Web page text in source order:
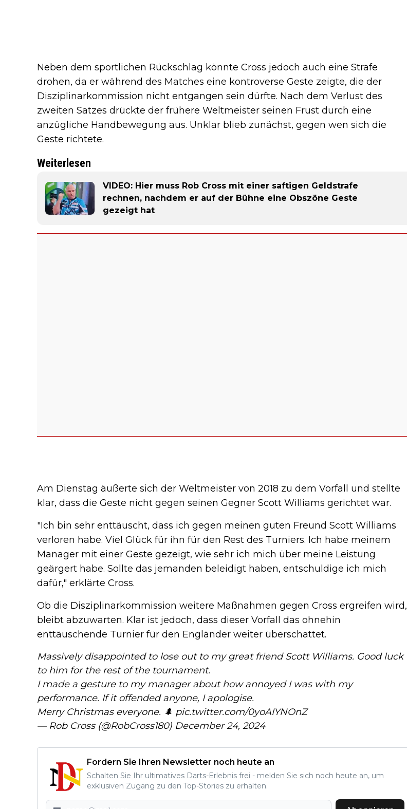
Neben dem sportlichen Rückschlag könnte Cross jedoch auch eine Strafe
drohen, da er während des Matches eine kontroverse Geste zeigte, die der
Disziplinarkommission nicht entgangen sein dürfte. Nach dem Verlust des
zweiten Satzes drückte der frühere Weltmeister seinen Frust durch eine
anzügliche Handbewegung aus. Unklar blieb zunächst, gegen wen sich die
Geste richtete.
Weiterlesen
VIDEO: Hier muss Rob Cross mit einer saftigen Geldstrafe
rechnen, nachdem er auf der Bühne eine Obszöne Geste
gezeigt hat
Am Dienstag äußerte sich der Weltmeister von 2018 zu dem Vorfall und stellte
klar, dass die Geste nicht gegen seinen Gegner Scott Williams gerichtet war.
"Ich bin sehr enttäuscht, dass ich gegen meinen guten Freund Scott Williams
verloren habe. Viel Glück für ihn für den Rest des Turniers. Ich habe meinem
Manager mit einer Geste gezeigt, wie sehr ich mich über meine Leistung
geärgert habe. Sollte das jemanden beleidigt haben, entschuldige ich mich
dafür," erklärte Cross.
Ob die Disziplinarkommission weitere Maßnahmen gegen Cross ergreifen wird,
bleibt abzuwarten. Klar ist jedoch, dass dieser Vorfall das ohnehin
enttäuschende Turnier für den Engländer weiter überschattet.
Massively disappointed to lose out to my great friend Scott Williams. Good luck
to him for the rest of the tournament.
I made a gesture to my manager about how annoyed I was with my
performance. If it offended anyone, I apologise.
Merry Christmas everyone. 🌲 pic.twitter.com/0yoAIYNOnZ
— Rob Cross (@RobCross180) December 24, 2024
Fordern Sie Ihren Newsletter noch heute an
Schalten Sie Ihr ultimatives Darts-Erlebnis frei - melden Sie sich noch heute an, um
exklusiven Zugang zu den Top-Stories zu erhalten.